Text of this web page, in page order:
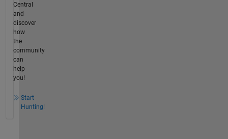
Central
and
discover
how
the
community
can
help
you!
Start
Hunting!